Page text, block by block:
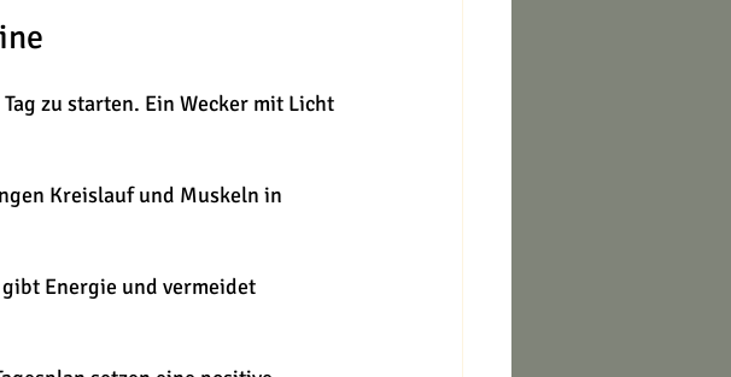
zu starten. Ein Wecker mit Licht
Kreislauf und Muskeln in
Energie und vermeidet